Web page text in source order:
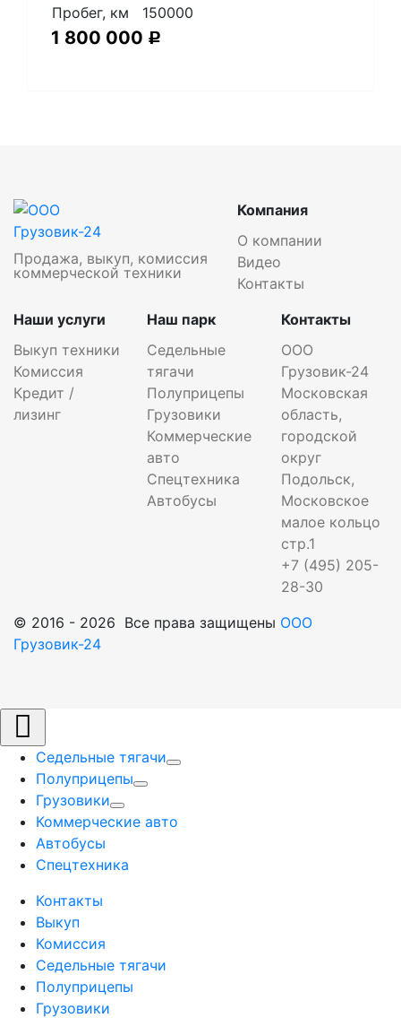
Пробег, км
150000
1 800 000 Р
Продажа, выкуп, комиссия
коммерческой техники
Компания
О компании
Видео
Контакты
Наши услуги
Выкуп техники
Комиссия
Кредит /
лизинг
Наш парк
Седельные
тягачи
Полуприцепы
Грузовики
Коммерческие
авто
Спецтехника
Автобусы
Контакты
ООО
Грузовик-24
Московская
область,
городской
округ
Подольск,
Московское
малое кольцо
стр.1
+7 (495) 205-
28-30
© 2016 - 2026 Все права защищены ООО
Грузовик-24
Седельные тягачи
Полуприцепы
Грузовики
Коммерческие авто
Автобусы
Спецтехника
Контакты
Выкуп
Комиссия
Седельные тягачи
Полуприцепы
Грузовики